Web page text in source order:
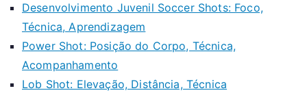
Desenvolvimento Juvenil Soccer Shots: Foco,
Técnica, Aprendizagem
Power Shot: Posição do Corpo, Técnica,
Acompanhamento
Lob Shot: Elevação, Distância, Técnica